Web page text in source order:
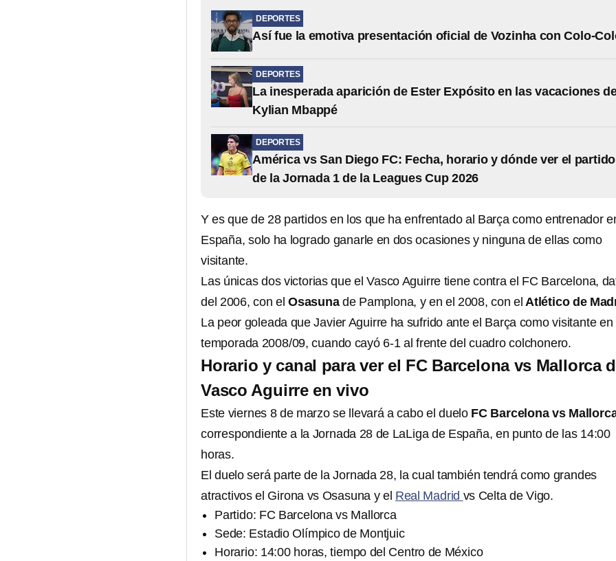
DEPORTES
Así fue la emotiva presentación oficial de Vozinha con Colo-
DEPORTES
La inesperada aparición de Ester Expósito en las vacaciones
Kylian Mbappé
DEPORTES
América vs San Diego FC: Fecha, horario y dónde ver el partido
de la Jornada 1 de la Leagues Cup 2026
Y es que de 28 partidos en los que ha enfrentado al Barça como entrenador
España, solo ha logrado ganarle en dos ocasiones y ninguna de ellas como
visitante.
Las únicas dos victorias que el Vasco Aguirre tiene contra el FC Barcelona,
del 2006, con elOsasunade Pamplona, y en el 2008, con el Atlético de
La peor goleada que Javier Aguirre ha sufrido ante el Barça como visitante en
temporada 2008/09, cuando cayó 6-1 al frente del cuadro colchonero.
Horario y canal para ver el FC Barcelona vs Mallorca
Vasco Aguirre en vivo
Este viernes 8 de marzo se llevará a cabo el duelo FC Barcelona vs
correspondiente a la Jornada 28 de LaLiga de España, en punto de las 14:00
horas.
El duelo será parte de la Jornada 28, la cual también tendrá como grandes
atractivos el Girona vs Osasuna y el Real Madrid vs Celta de Vigo.
Partido: FC Barcelona vs Mallorca
Sede: Estadio Olímpico de Montjuic
Horario: 14:00 horas, tiempo del Centro de México